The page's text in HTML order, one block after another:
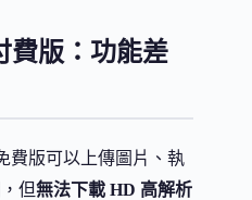
費版：功能差
費版可以上傳圖片、執
但無法下載 HD 高解析